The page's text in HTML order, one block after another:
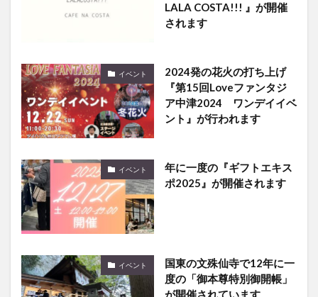
LALA COSTA!!! 』が開催
されます
イベント
2024発の花火の打ち上げ
『第15回Loveファンタジ
ア中津2024 ワンデイイベ
ント』が行われます
イベント
年に一度の『ギフトエキス
ポ2025』が開催されます
イベント
国東の文殊仙寺で12年に一
度の「御本尊特別御開帳」
が開催されています